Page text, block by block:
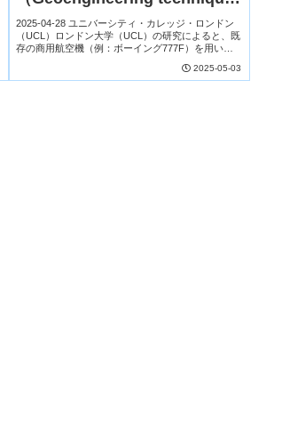
could cool planet using
existing aircraft）
2025-04-28 ユニバーシティ・カレッジ・ロンドン
（UCL）ロンドン大学（UCL）の研究によると、既
存の商用航空機（例：ボーイング777F）を用いて
を下げる「太陽放射管理（SRM）」の実現...2025-05-03